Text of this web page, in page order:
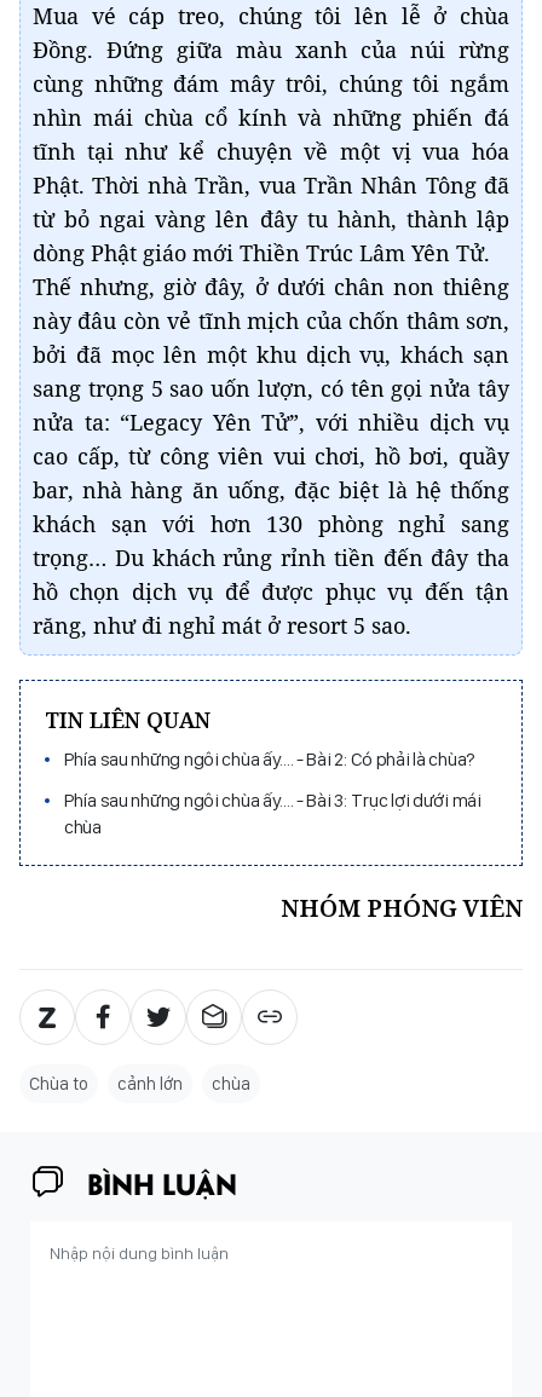
Mua vé cáp treo, chúng tôi lên lễ ở chùa
Đồng. Đứng giữa màu xanh của núi rừng
cùng những đám mây trôi, chúng tôi ngắm
nhìn mái chùa cổ kính và những phiến đá
tĩnh tại như kể chuyện về một vị vua hóa
Phật. Thời nhà Trần, vua Trần Nhân Tông đã
từ bỏ ngai vàng lên đây tu hành, thành lập
dòng Phật giáo mới Thiền Trúc Lâm Yên Tử.
Thế nhưng, giờ đây, ở dưới chân non thiêng
này đâu còn vẻ tĩnh mịch của chốn thâm sơn,
bởi đã mọc lên một khu dịch vụ, khách sạn
sang trọng 5 sao uốn lượn, có tên gọi nửa tây
nửa ta: “Legacy Yên Tử”, với nhiều dịch vụ
cao cấp, từ công viên vui chơi, hồ bơi, quầy
bar, nhà hàng ăn uống, đặc biệt là hệ thống
khách sạn với hơn 130 phòng nghỉ sang
trọng… Du khách rủng rỉnh tiền đến đây tha
hồ chọn dịch vụ để được phục vụ đến tận
răng, như đi nghỉ mát ở resort 5 sao.
TIN LIÊN QUAN
Phía sau những ngôi chùa ấy.... - Bài 2: Có phải là chùa?
Phía sau những ngôi chùa ấy.... - Bài 3: Trục lợi dưới mái
chùa
NHÓM PHÓNG VIÊN
Chùa to cảnh lớn chùa
BÌNH LUẬN